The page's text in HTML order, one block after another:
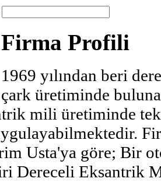
Firma Profili
1969 yılından beri
çark üretiminde
mili üretiminde
Usta'ya göre; Bir
Dereceli Eksantrik